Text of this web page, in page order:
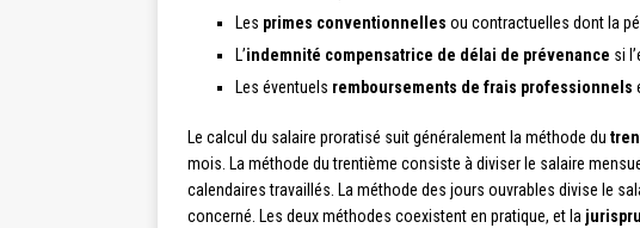
Les primes conventionnelles ou contractuelles dont la
L’indemnité compensatrice de délai de prévenance si
Les éventuels remboursements de frais professionnels
Le calcul du salaire proratisé suit généralement la méthode du
mois. La méthode du trentième consiste à diviser le salaire
calendaires travaillés. La méthode des jours ouvrables divise le
concerné. Les deux méthodes coexistent en pratique, et la